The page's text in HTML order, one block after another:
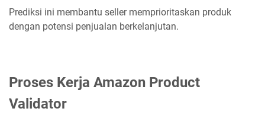
Prediksi ini membantu seller memprioritaskan produk
dengan potensi penjualan berkelanjutan.
Proses Kerja Amazon Product
Validator